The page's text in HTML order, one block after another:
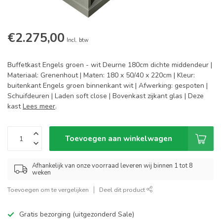
€2.275,00 Incl. btw
Buffetkast Engels groen - wit Deurne 180cm dichte middendeur |
Materiaal: Grenenhout | Maten: 180 x 50/40 x 220cm | Kleur:
buitenkant Engels groen binnenkant wit | Afwerking: gespoten |
Schuifdeuren | Laden soft close | Bovenkast zijkant glas | Deze
kastLees meer.
Toevoegen aan winkelwagen
Afhankelijk van onze voorraad leveren wij binnen 1 tot 8
weken
Toevoegen om te vergelijken Deel dit product
Gratis bezorging (uitgezonderd Sale)